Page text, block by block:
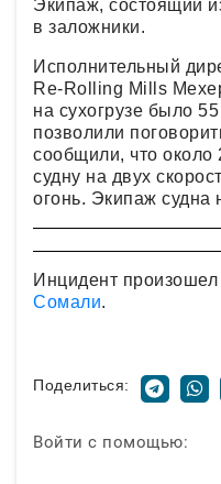
Экипаж, состоящий
в заложники.
Исполнительный
Re-Rolling Mills
на сухогрузе было
позволили
сообщили, что около
судну на двух
огонь. Экипаж судна
Инцидент
Сомали.
Поделиться:
Войти с помощью: